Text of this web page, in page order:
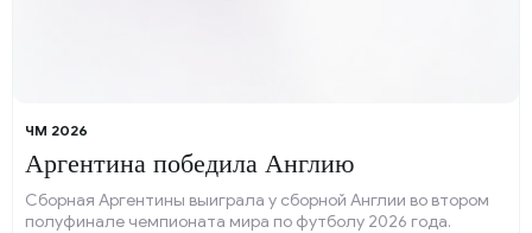
ЧМ 2026
Аргентина победила Англию
Сборная Аргентины выиграла у сборной Англии во втором
полуфинале чемпионата мира по футболу 2026 года.